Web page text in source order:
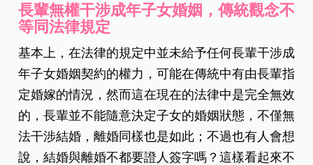
長輩無權干涉成年子女婚姻，傳統觀念不
等同法律規定
基本上，在法律的規定中並未給予任何長輩干涉成
年子女婚姻契約的權力，可能在傳統中有由長輩指
定婚嫁的情況，然而這在現在的法律中是完全無效
的，長輩並不能隨意決定子女的婚姻狀態，不僅無
法干涉結婚，離婚同樣也是如此；不過也有人會想
說，結婚與離婚不都要證人簽字嗎？這樣看起來不